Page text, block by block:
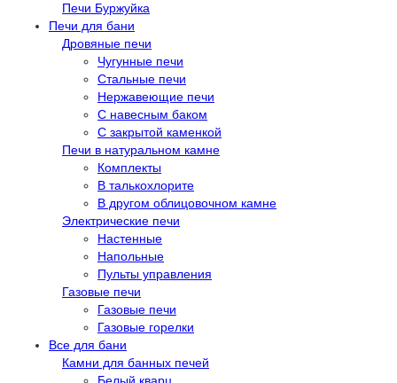
Печи Буржуйка
Печи для бани
Дровяные печи
Чугунные печи
Стальные печи
Нержавеющие печи
С навесным баком
С закрытой каменкой
Печи в натуральном камне
Комплекты
В талькохлорите
В другом облицовочном камне
Электрические печи
Настенные
Напольные
Пульты управления
Газовые печи
Газовые печи
Газовые горелки
Все для бани
Камни для банных печей